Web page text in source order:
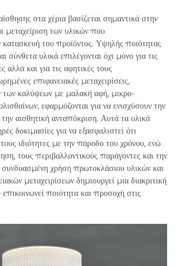
στα χέρια βασίζεται σημαντικά στην
μεταχείριση των υλικών που
κατασκευή του προϊόντος. Υψηλής ποιότητας
σύνθετα υλικά επιλέγονται όχι μόνο για τις
αλλά και για τις αφητικές τους
επιφανειακές μεταχειρίσεις,
καλύψεων με μαλακή αφή, μικρο-
εφαρμόζονται για να ενισχύσουν την
αισθητική ανταπόκριση. Αυτά τα υλικά
δοκιμασίες για να εξασφαλιστεί ότι
τους ιδιότητες με την πάροδο του χρόνου, ενώ
τους περιβαλλοντικούς παράγοντες και την
χρήση πρωτοκλάσιου υλικών και
μεταχειρίσεων δημιουργεί μια διακριτική
ποιότητα και προσοχή στις